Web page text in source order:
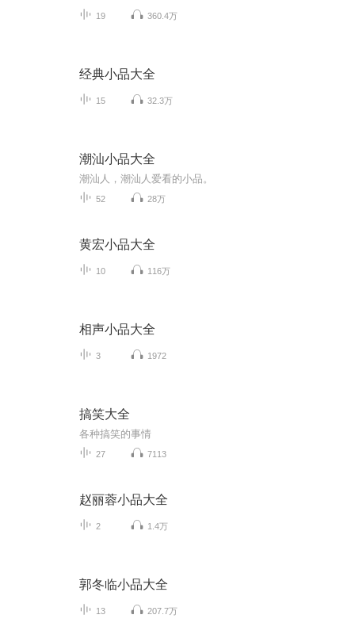
19 360.4万
经典小品大全
15 32.3万
潮汕小品大全
潮汕人，潮汕人爱看的小品。
52 28万
黄宏小品大全
10 116万
相声小品大全
3 1972
搞笑大全
各种搞笑的事情
27 7113
赵丽蓉小品大全
2 1.4万
郭冬临小品大全
13 207.7万